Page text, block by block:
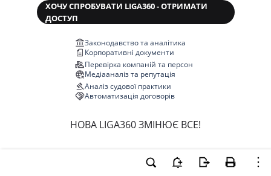
ХОЧУ СПРОБУВАТИ LIGA360 - ОТРИМАТИ
ДОСТУП
Законодавство та аналітика
Корпоративні документи
Перевірка компаній та персон
Медіааналіз та репутація
Аналіз судової практики
Автоматизація договорів
НОВА LIGA360 ЗМІНЮЄ ВСЕ!